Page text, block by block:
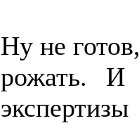
Ну не
рожать. И